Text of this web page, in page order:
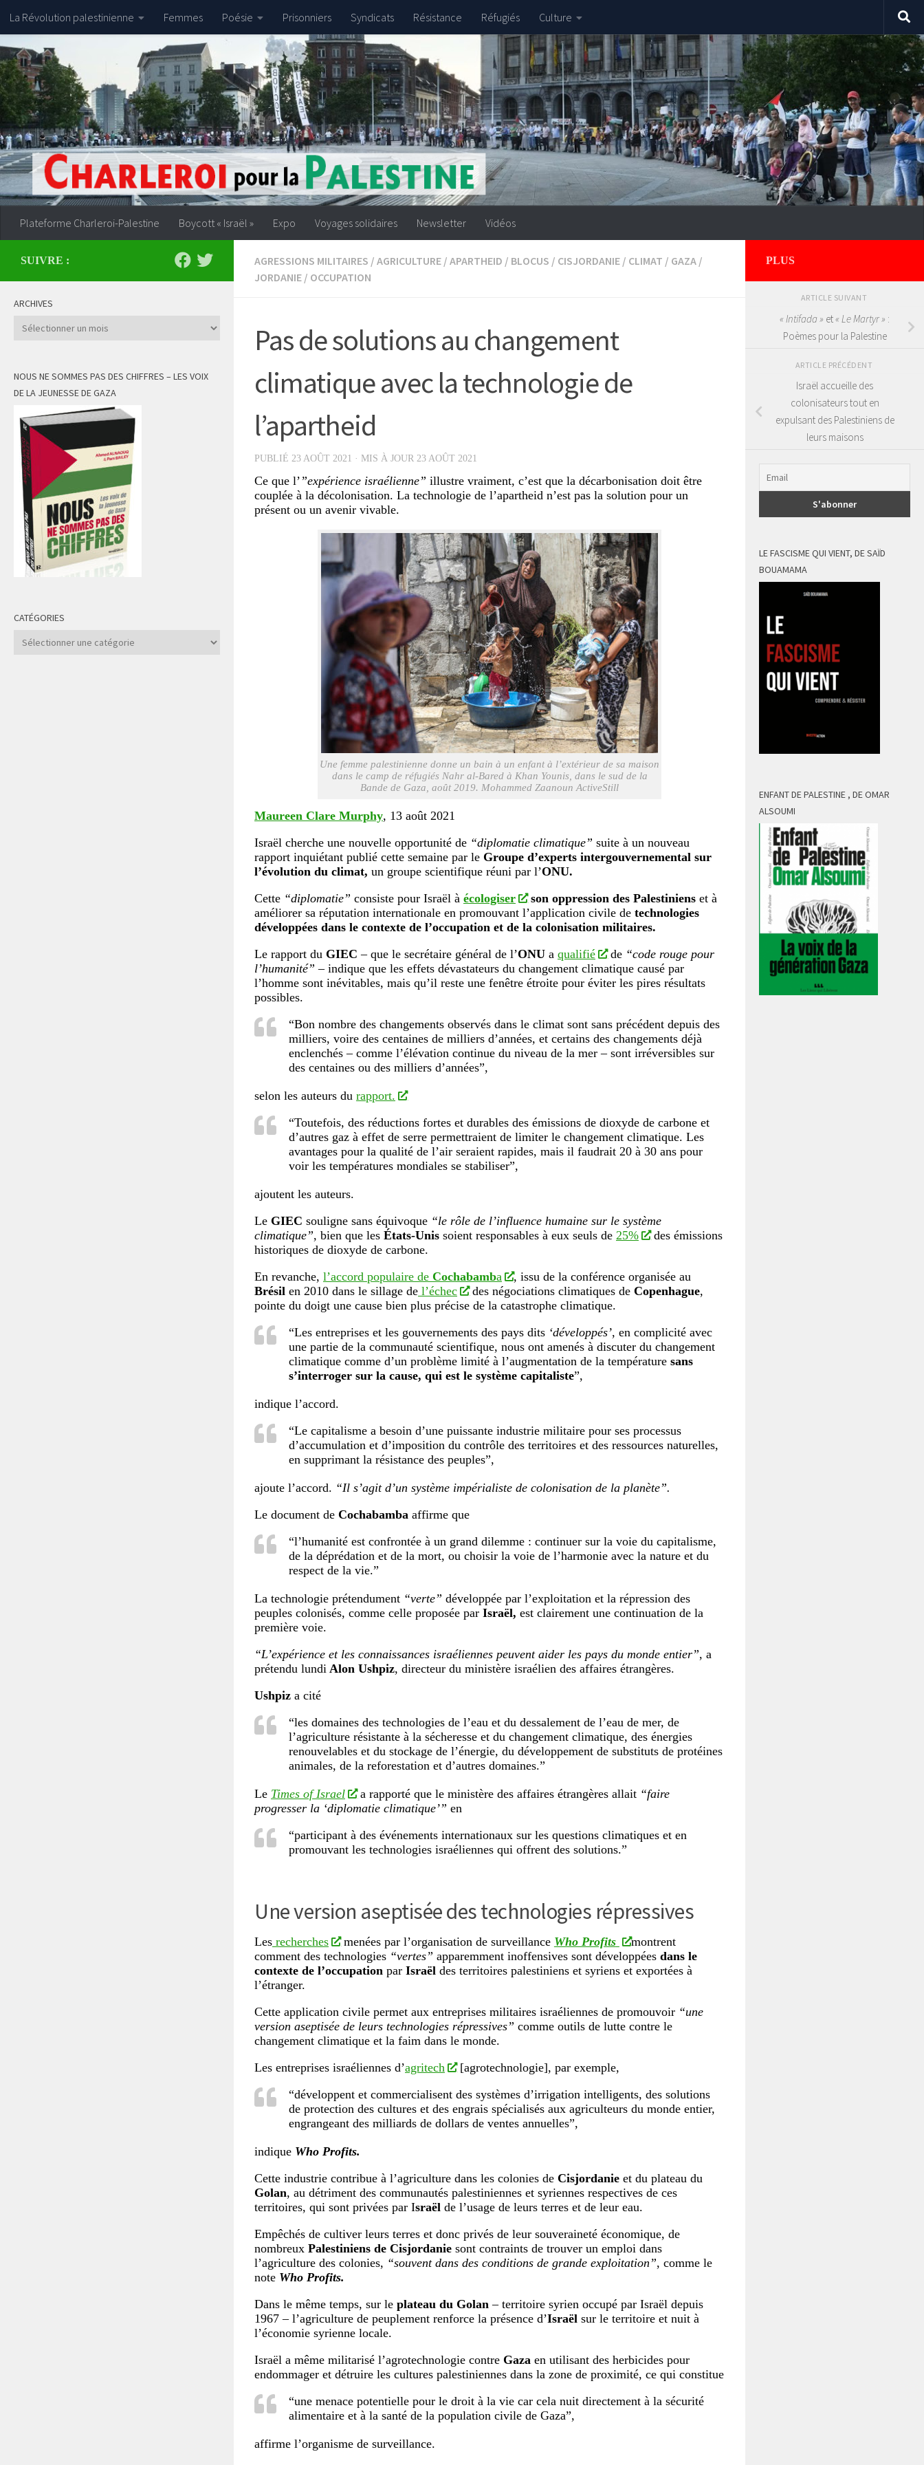
Skip to content
La Révolution palestinienne Femmes Poésie Prisonniers Syndicats Résistance Réfugiés Culture
Plateforme Charleroi-Palestine Boycott « Israël » Expo Voyages solidaires Newsletter Vidéos
AGRESSIONS MILITAIRES / AGRICULTURE / APARTHEID / BLOCUS / CISJORDANIE / CLIMAT / GAZA /
JORDANIE / OCCUPATION
Pas de solutions au changement
climatique avec la technologie de
l’apartheid
PUBLIÉ 23 AOÛT 2021 · MIS À JOUR 23 AOÛT 2021
Ce que l’”expérience israélienne” illustre vraiment, c’est que la décarbonisation doit être
couplée à la décolonisation. La technologie de l’apartheid n’est pas la solution pour un
présent ou un avenir vivable.
Une femme palestinienne donne un bain à un enfant à l’extérieur de sa maison
dans le camp de réfugiés Nahr al-Bared à Khan Younis, dans le sud de la
Bande de Gaza, août 2019. Mohammed Zaanoun ActiveStill
Maureen Clare Murphy, 13 août 2021
Israël cherche une nouvelle opportunité de “diplomatie climatique” suite à un nouveau
rapport inquiétant publié cette semaine par le Groupe d’experts intergouvernemental sur
l’évolution du climat, un groupe scientifique réuni par l’ONU.
Cette “diplomatie” consiste pour Israël à écologiser son oppression des Palestinienset à
améliorer sa réputation internationale en promouvant l’application civile de technologies
développées dans le contexte de l’occupation et de la colonisation militaires.
Le rapport du GIEC – que le secrétaire général de l’ONU a qualifié de“code rouge pour
l’humanité” – indique que les effets dévastateurs du changement climatique causé par
l’homme sont inévitables, mais qu’il reste une fenêtre étroite pour éviter les pires résultats
possibles.
“Bon nombre des changements observés dans le climat sont sans précédent depuis des
milliers, voire des centaines de milliers d’années, et certains des changements déjà
enclenchés – comme l’élévation continue du niveau de la mer – sont irréversibles sur
des centaines ou des milliers d’années”,
selon les auteurs du rapport.
“Toutefois, des réductions fortes et durables des émissions de dioxyde de carbone et
d’autres gaz à effet de serre permettraient de limiter le changement climatique. Les
avantages pour la qualité de l’air seraient rapides, mais il faudrait 20 à 30 ans pour
voir les températures mondiales se stabiliser”,
ajoutent les auteurs.
Le GIEC souligne sans équivoque “le rôle de l’influence humaine sur le système
climatique”, bien que les États-Unis soient responsables à eux seuls de 25%
des émissions
historiques de dioxyde de carbone.
En revanche, l’accord populaire de Cochabamba
, issu de la conférence organisée au
Brésil en 2010 dans le sillage de l’échec des négociations climatiques de Copenhague,
pointe du doigt une cause bien plus précise de la catastrophe climatique.
“Les entreprises et les gouvernements des pays dits ‘développés’, en complicité avec
une partie de la communauté scientifique, nous ont amenés à discuter du changement
climatique comme d’un problème limité à l’augmentation de la température sans
s’interroger sur la cause, qui est le système capitaliste”,
indique l’accord.
“Le capitalisme a besoin d’une puissante industrie militaire pour ses processus
d’accumulation et d’imposition du contrôle des territoires et des ressources naturelles,
en supprimant la résistance des peuples”,
ajoute l’accord. “Il s’agit d’un système impérialiste de colonisation de la planète”.
Le document de Cochabamba affirme que
“l’humanité est confrontée à un grand dilemme : continuer sur la voie du capitalisme,
de la déprédation et de la mort, ou choisir la voie de l’harmonie avec la nature et du
respect de la vie.”
La technologie prétendument “verte” développée par l’exploitation et la répression des
peuples colonisés, comme celle proposée par Israël, est clairement une continuation de la
première voie.
“L’expérience et les connaissances israéliennes peuvent aider les pays du monde entier”, a
prétendu lundi Alon Ushpiz, directeur du ministère israélien des affaires étrangères.
Ushpiz a cité
“les domaines des technologies de l’eau et du dessalement de l’eau de mer, de
l’agriculture résistante à la sécheresse et du changement climatique, des énergies
renouvelables et du stockage de l’énergie, du développement de substituts de protéines
animales, de la reforestation et d’autres domaines.”
Le Times of Israel a rapporté que le ministère des affaires étrangères allait “faire
progresser la ‘diplomatie climatique’” en
“participant à des événements internationaux sur les questions climatiques et en
promouvant les technologies israéliennes qui offrent des solutions.”
Une version aseptisée des technologies répressives
Les recherches menées par l’organisation de surveillance Who Profits
montrent
comment des technologies “vertes” apparemment inoffensives sont développées dans le
contexte de l’occupation par Israël des territoires palestiniens et syriens et exportées à
l’étranger.
Cette application civile permet aux entreprises militaires israéliennes de promouvoir “une
version aseptisée de leurs technologies répressives” comme outils de lutte contre le
changement climatique et la faim dans le monde.
Les entreprises israéliennes d’agritech
[agrotechnologie], par exemple,
“développent et commercialisent des systèmes d’irrigation intelligents, des solutions
de protection des cultures et des engrais spécialisés aux agriculteurs du monde entier,
engrangeant des milliards de dollars de ventes annuelles”,
indique Who Profits.
Cette industrie contribue à l’agriculture dans les colonies de Cisjordanie et du plateau du
Golan, au détriment des communautés palestiniennes et syriennes respectives de ces
territoires, qui sont privées par Israël de l’usage de leurs terres et de leur eau.
Empêchés de cultiver leurs terres et donc privés de leur souveraineté économique, de
nombreux Palestiniens de Cisjordanie sont contraints de trouver un emploi dans
l’agriculture des colonies, “souvent dans des conditions de grande exploitation”, comme le
note Who Profits.
Dans le même temps, sur le plateau du Golan – territoire syrien occupé par Israël depuis
1967 – l’agriculture de peuplement renforce la présence d’Israël sur le territoire et nuit à
l’économie syrienne locale.
Israël a même militarisé l’agrotechnologie contre Gaza en utilisant des herbicides pour
endommager et détruire les cultures palestiniennes dans la zone de proximité, ce qui constitue
“une menace potentielle pour le droit à la vie car cela nuit directement à la sécurité
alimentaire et à la santé de la population civile de Gaza”,
affirme l’organisme de surveillance.
SUIVRE :
ARCHIVES
Archives
NOUS NE SOMMES PAS DES CHIFFRES – LES VOIX
DE LA JEUNESSE DE GAZA
CATÉGORIES
Catégories
PLUS
ARTICLE SUIVANT
« Intifada » et« Le Martyr » :
Poèmes pour la Palestine
ARTICLE PRÉCÉDENT
Israël accueille des
colonisateurs tout en
expulsant des Palestiniens de
leurs maisons
LE FASCISME QUI VIENT, DE SAÏD
BOUAMAMA
ENFANT DE PALESTINE , DE OMAR
ALSOUMI